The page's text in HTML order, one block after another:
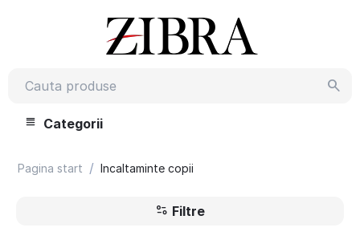
Categorii
Pagina start / Incaltaminte copii
Filtre